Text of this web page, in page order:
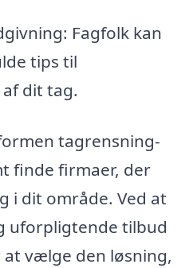
Fagfolk kan
tips til
dit tag.
tagrensning-
finde firmaer, der
i dit område. Ved at
uforpligtende tilbud
vælge den løsning,